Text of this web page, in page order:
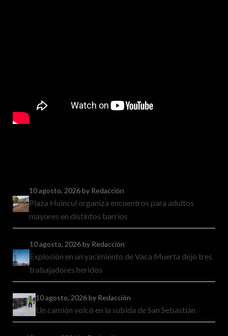
10 agosto, 2026by Redacción
Plaza Huincul organiza encuentros para adultos
mayores en distintos barrios
10 agosto, 2026by Redacción
Explosión en un yacimiento de Vaca Muerta dejó tres
trabajadores heridos
10 agosto, 2026by Redacción
Un camión volcó en la subida de San Sebastián